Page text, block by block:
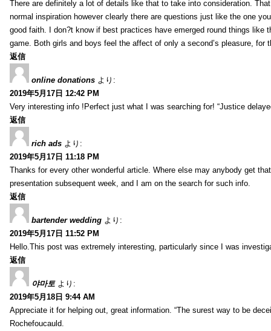
There are definitely a lot of details like that to take into consideration.
normal inspiration however clearly there are questions just like the one
good faith. I don?t know if best practices have emerged round things
game. Both girls and boys feel the affect of only a second’s pleasure, for
返信
online donations より:
2019年5月17日 12:42 PM
Very interesting info !Perfect just what I was searching for! “Justice
返信
rich ads より:
2019年5月17日 11:18 PM
Thanks for every other wonderful article. Where else may anybody get
presentation subsequent week, and I am on the search for such info.
返信
bartender wedding より:
2019年5月17日 11:52 PM
Hello.This post was extremely interesting, particularly since I was
返信
야마토 より:
2019年5月18日 9:44 AM
Appreciate it for helping out, great information. “The surest way to be
Rochefoucauld.